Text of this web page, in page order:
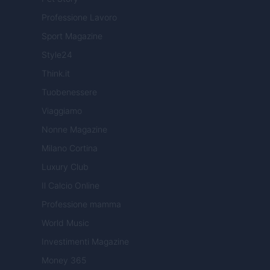
Professione Lavoro
Sport Magazine
Style24
Think.it
Tuobenessere
Viaggiamo
Nonne Magazine
Milano Cortina
Luxury Club
Il Calcio Online
Professione mamma
World Music
Investimenti Magazine
Money 365